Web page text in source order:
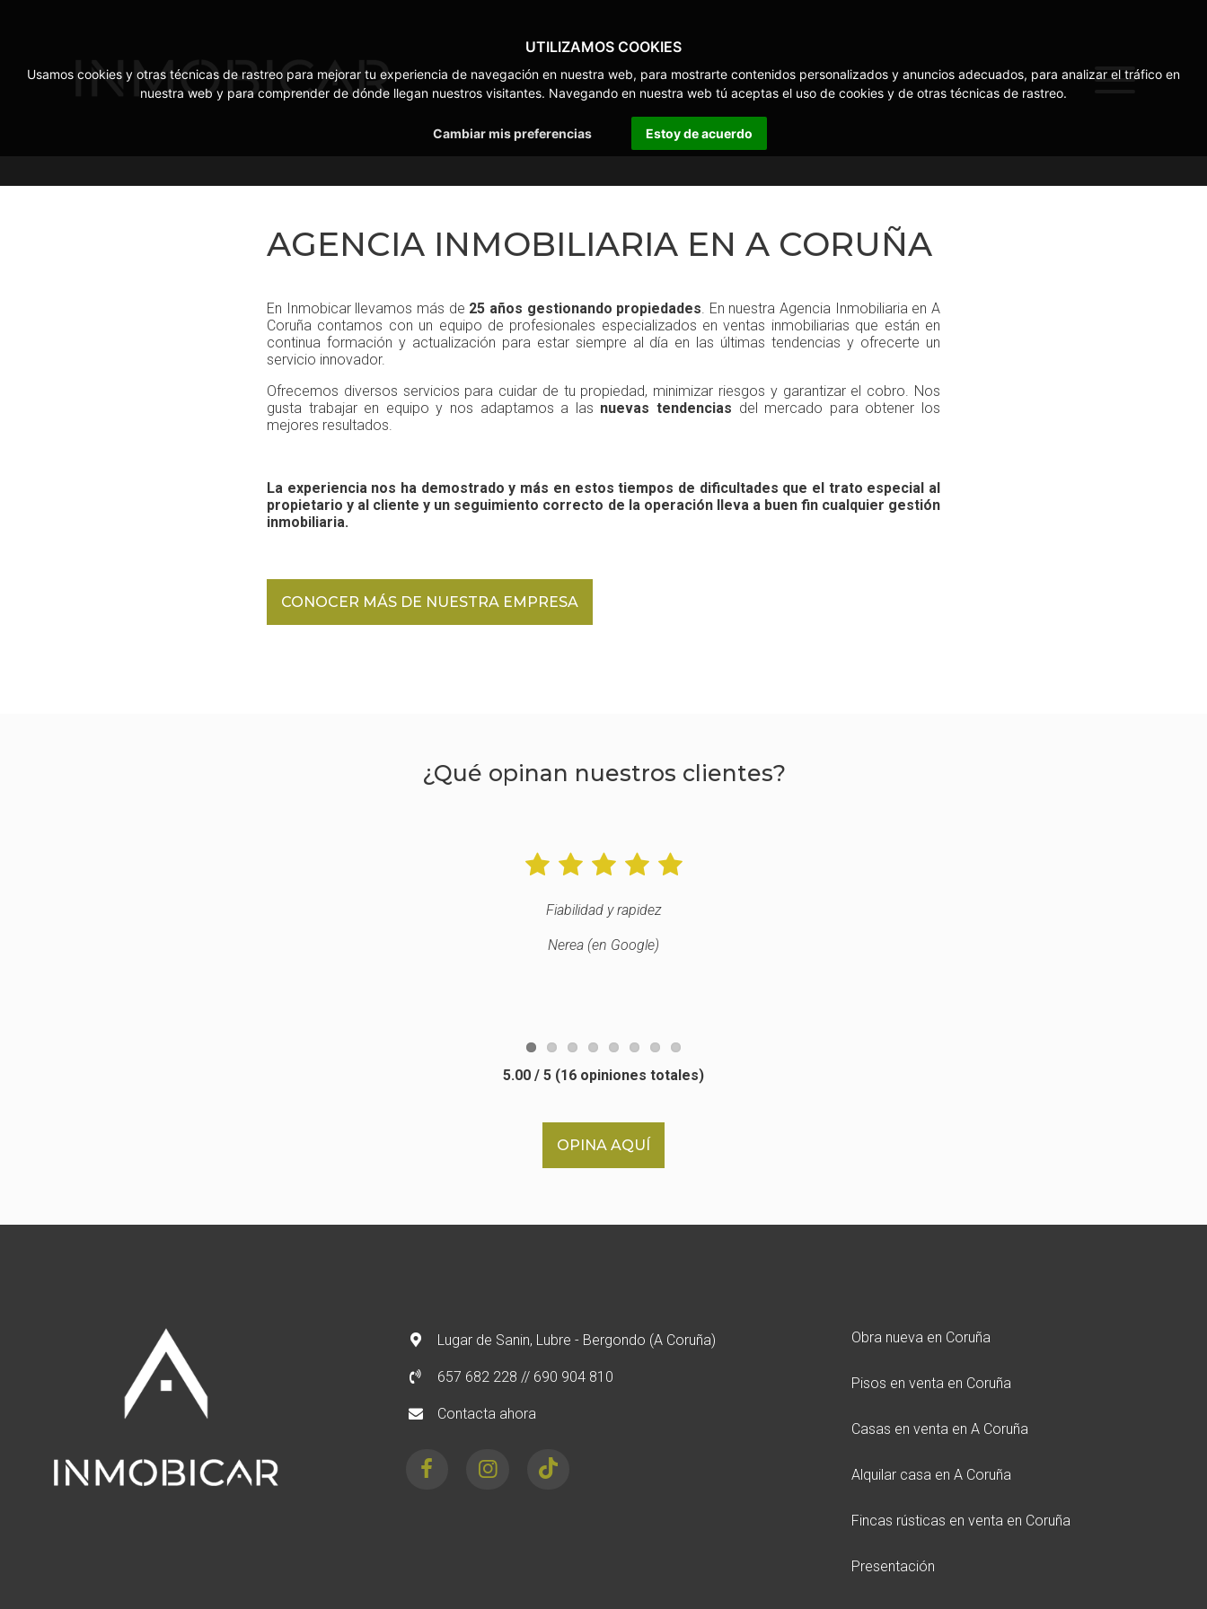
UTILIZAMOS COOKIES
Usamos cookies y otras técnicas de rastreo para mejorar tu experiencia de navegación en nuestra web, para mostrarte contenidos personalizados y anuncios adecuados, para analizar el tráfico en
nuestra web y para comprender de dónde llegan nuestros visitantes. Navegando en nuestra web tú aceptas el uso de cookies y de otras técnicas de rastreo.
Estoy de acuerdo
Cambiar mis preferencias
AGENCIA INMOBILIARIA EN A CORUÑA
En Inmobicar llevamos más de 25 años gestionando propiedades. En nuestra Agencia Inmobiliaria en A
Coruña contamos con un equipo de profesionales especializados en ventas inmobiliarias que están en
continua formación y actualización para estar siempre al día en las últimas tendencias y ofrecerte un
servicio innovador.
Ofrecemos diversos servicios para cuidar de tu propiedad, minimizar riesgos y garantizar el cobro. Nos
gusta trabajar en equipo y nos adaptamos a las nuevas tendencias del mercado para obtener los
mejores resultados.
La experiencia nos ha demostrado y más en estos tiempos de dificultades que el trato especial al
propietario y al cliente y un seguimiento correcto de la operación lleva a buen fin cualquier gestión
inmobiliaria.
CONOCER MÁS DE NUESTRA EMPRESA
¿Qué opinan nuestros clientes?
Fiabilidad y rapidez
Nerea (en Google)
5.00 / 5 (16 opiniones totales)
OPINA AQUÍ
Lugar de Sanin, Lubre - Bergondo (A Coruña)
657 682 228 // 690 904 810
Contacta ahora
Obra nueva en Coruña
Pisos en venta en Coruña
Casas en venta en A Coruña
Alquilar casa en A Coruña
Fincas rústicas en venta en Coruña
Presentación